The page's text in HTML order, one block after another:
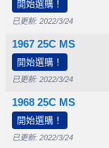
開始選購！
已更新: 2022/3/24
1967 25C MS
開始選購！
已更新: 2022/3/24
1968 25C MS
開始選購！
已更新: 2022/3/24
$15.00
$10.00
$10.00